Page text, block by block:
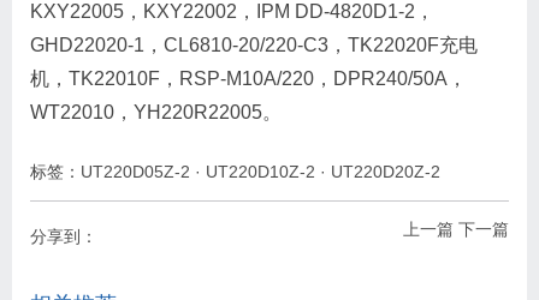
KXY22005，KXY22002，IPM DD-4820D1-2，
GHD22020-1，CL6810-20/220-C3，TK22020F充电
机，TK22010F，RSP-M10A/220，DPR240/50A，
WT22010，YH220R22005。
标签： UT220D05Z-2 · UT220D10Z-2 · UT220D20Z-2
上一篇 下一篇
分享到：